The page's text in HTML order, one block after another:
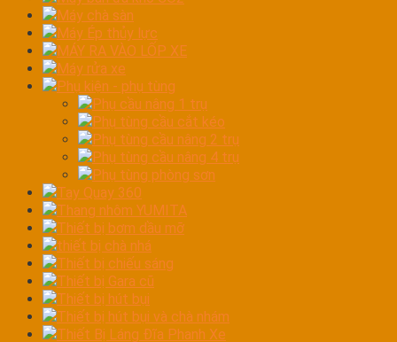
Máy chà sàn
Máy Ép thủy lực
MÁY RA VÀO LỐP XE
Máy rửa xe
Phụ kiện - phụ tùng
Phụ cầu nâng 1 trụ
Phụ tùng cầu cắt kéo
Phụ tùng cầu nâng 2 trụ
Phụ tùng cầu nâng 4 trụ
Phụ tùng phòng sơn
Tay Quay 360
Thang nhôm YUMITA
Thiết bị bơm dầu mỡ
thiết bị chà nhá
Thiết bị chiếu sáng
Thiết bị Gara cũ
Thiết bị hút bụi
Thiết bị hút bụi và chà nhám
Thiết Bị Láng Đĩa Phanh Xe